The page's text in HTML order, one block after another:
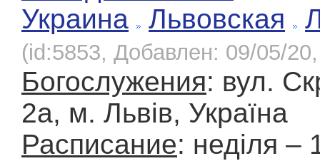
Украина
Львовская
(id:5853, Добавлен: 09/05/
Богослужения: вул.
2а, м. Львів, Україна
Расписание: неділя –